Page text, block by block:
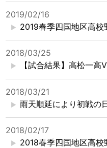
2019/02/16
2019春季四国地区高
2018/03/25
【試合結果】高松一高
2018/03/21
雨天順延により初戦の
2018/02/17
2018春季四国地区高